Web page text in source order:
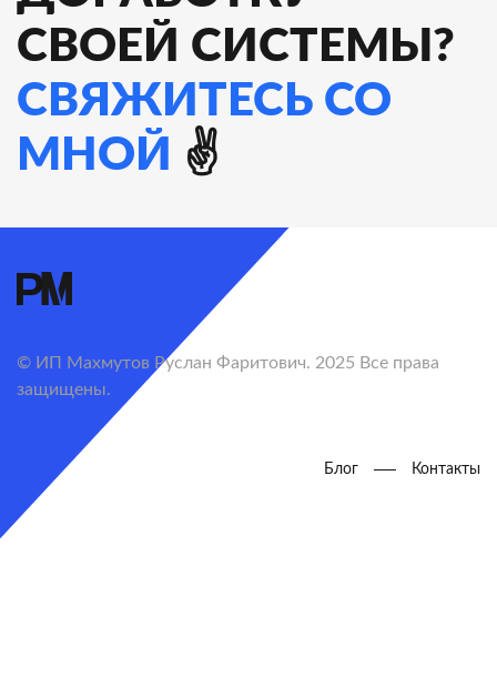
СВОЕЙ СИСТЕМЫ?
СВЯЖИТЕСЬ СО
МНОЙ ✌️
© ИП Махмутов Руслан Фаритович. 2025 Все права
защищены.
Блог Контакты